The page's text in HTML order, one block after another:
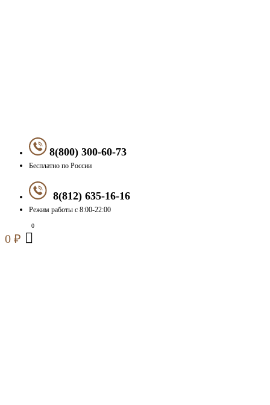
8(800) 300-60-73
Бесплатно по России
8(812) 635-16-16
Режим работы с 8:00-22:00
0 ₽